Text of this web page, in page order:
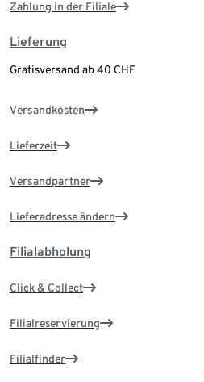
Zahlung in der Filiale
Lieferung
Gratisversand ab 40 CHF
Versandkosten
Lieferzeit
Versandpartner
Lieferadresse ändern
Filialabholung
Click & Collect
Filialreservierung
Filialfinder